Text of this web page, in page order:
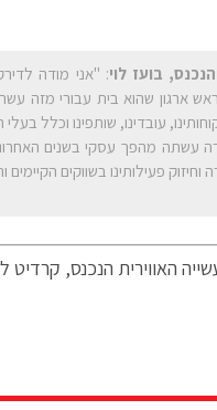
בועז לוי: "אני מודה
ארגון שהוא בית עבורי מזה
עובדינו, שותפינו וכלל
עשתה מהפך עסקי בשנים
פעילותינו בשווקים הקיימים
האווירית הנכנס, קרדיט